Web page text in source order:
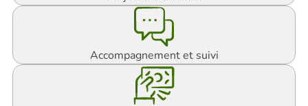
Accompagnement et suivi